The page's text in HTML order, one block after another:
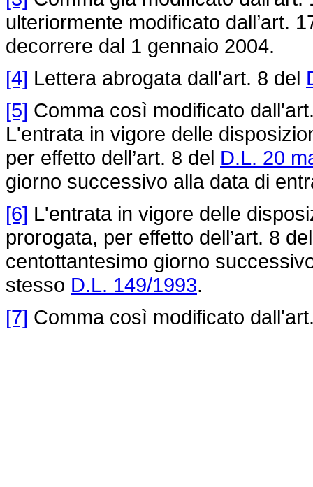
ulteriormente modificato dall’art.
decorrere dal 1 gennaio 2004.
[4] Lettera abrogata dall'art. 8 del
[5] Comma così modificato
L'entrata in vigore delle
per effetto dell’art. 8 del D.L. 20
giorno successivo alla data di
[6] L'entrata in vigore delle
prorogata, per effetto dell’art. 8
centottantesimo giorno
stesso D.L. 149/1993.
[7] Comma così modificato